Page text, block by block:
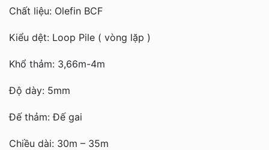
Chất liệu: Olefin BCF
Kiểu dệt: Loop Pile ( vòng lặp )
Khổ thảm: 3,66m-4m
Độ dày: 5mm
Đế thảm: Đế gai
Chiều dài: 30m – 35m